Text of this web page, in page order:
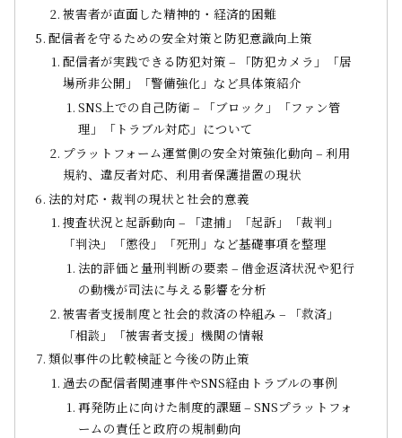
被害者が直面した精神的・経済的困難
配信者を守るための安全対策と防犯意識向上策
配信者が実践できる防犯対策 – 「防犯カメラ」「居
場所非公開」「警備強化」など具体策紹介
SNS上での自己防衛 – 「ブロック」「ファン管
理」「トラブル対応」について
プラットフォーム運営側の安全対策強化動向 – 利用
規約、違反者対応、利用者保護措置の現状
法的対応・裁判の現状と社会的意義
捜査状況と起訴動向 – 「逮捕」「起訴」「裁判」
「判決」「懲役」「死刑」など基礎事項を整理
法的評価と量刑判断の要素 – 借金返済状況や犯行
の動機が司法に与える影響を分析
被害者支援制度と社会的救済の枠組み – 「救済」
「相談」「被害者支援」機関の情報
類似事件の比較検証と今後の防止策
過去の配信者関連事件やSNS経由トラブルの事例
再発防止に向けた制度的課題 – SNSプラットフォ
ームの責任と政府の規制動向